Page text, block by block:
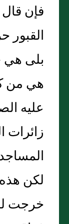
فإن
القبور
بلى هي
هي من
عليه
زائرات
المساجد
لكن
خرجت